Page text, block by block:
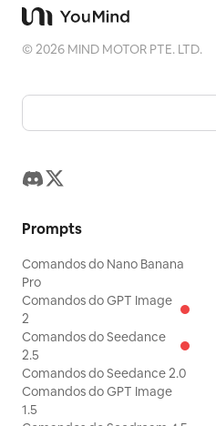
©2026 MIND MOTOR PTE. LTD.
Prompts
Comandos do Nano Banana
Pro
Comandos do GPT Image
2
Comandos do Seedance
2.5
Comandos do Seedance 2.0
Comandos do GPT Image
1.5